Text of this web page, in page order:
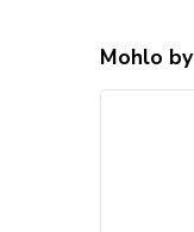
Mohlo